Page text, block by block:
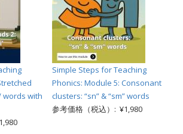
words with
Simple Steps for Teaching
Phonics: Module 5: Consonant
clusters: “sn” & “sm” words
参考価格（税込）: ¥1,980